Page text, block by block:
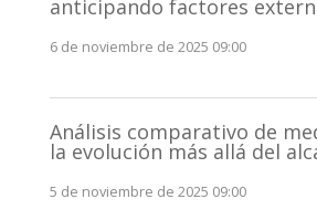
anticipando factores
6 de noviembre de 2025 09:00
Análisis comparativo de
la evolución más allá del
5 de noviembre de 2025 09:00